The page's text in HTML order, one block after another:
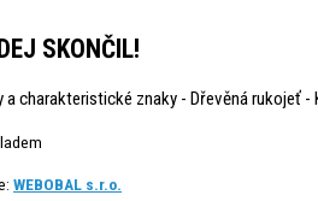
SKONČIL!
a charakteristické znaky - Dřevěná rukojeť
WEBOBAL s.r.o.